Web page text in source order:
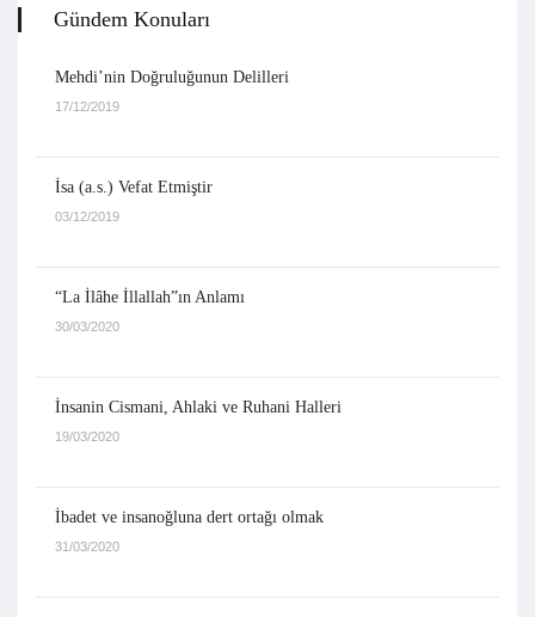
Gündem Konuları
Mehdi’nin Doğruluğunun Delilleri
17/12/2019
İsa (a.s.) Vefat Etmiştir
03/12/2019
“La İlâhe İllallah”ın Anlamı
30/03/2020
İnsanin Cismani, Ahlaki ve Ruhani Halleri
19/03/2020
İbadet ve insanoğluna dert ortağı olmak
31/03/2020